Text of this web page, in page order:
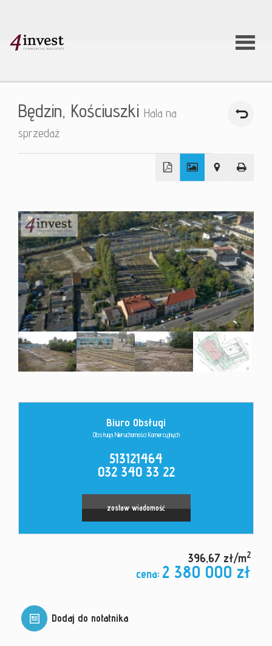
O firmie
Oferty
Kontakt
Będzin, Kościuszki Hala na
sprzedaż
−
Leaflet
Biuro Obsługi
Obsługa Nieruchomości Komercyjnych
513121464
032 340 33 22
zostaw wiadomość
396,67 zł/m2
cena: 2 380 000 zł
Dodaj do notatnika